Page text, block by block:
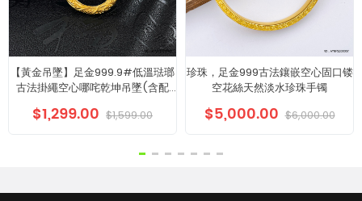
【黃金吊墜】足金999.9#低溫琺瑯
古法掛繩空心哪咤乾坤吊墜(含配
$1,299.00 $1,599.00
珍珠，足金999古法鑲嵌空心固口镂
空花絲天然淡水珍珠手镯
$5,000.00 $6,000.00